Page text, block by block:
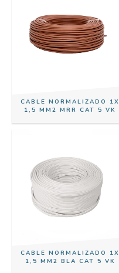
CABLE NORMALIZADO 1X
1,5 MM2 MRR CAT 5 VK
CABLE NORMALIZADO 1X
1,5 MM2 BLA CAT 5 VK